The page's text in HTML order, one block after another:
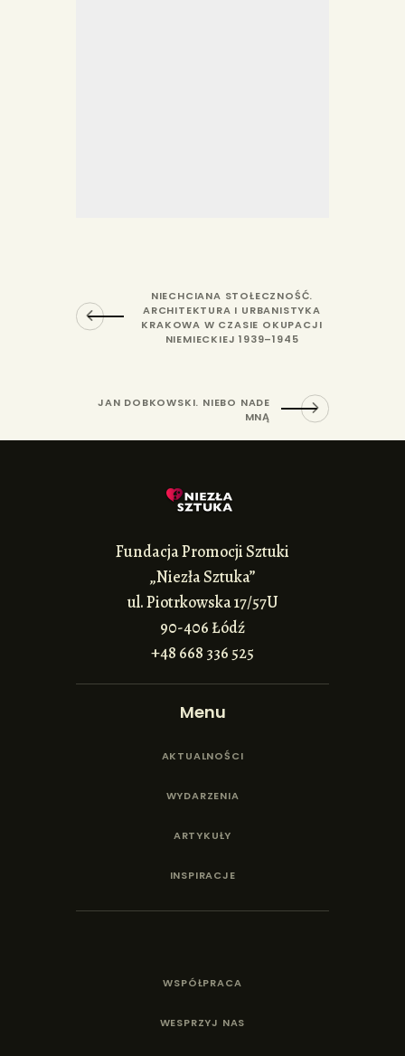
NIECHCIANA STOŁECZNOŚĆ.
ARCHITEKTURA I URBANISTYKA
KRAKOWA W CZASIE OKUPACJI
NIEMIECKIEJ 1939–1945
JAN DOBKOWSKI. NIEBO NADE
MNĄ
Fundacja Promocji Sztuki
„Niezła Sztuka”
ul. Piotrkowska 17/57U
90-406 Łódź
+48 668 336 525
Menu
AKTUALNOŚCI
WYDARZENIA
ARTYKUŁY
INSPIRACJE
WSPÓŁPRACA
WESPRZYJ NAS